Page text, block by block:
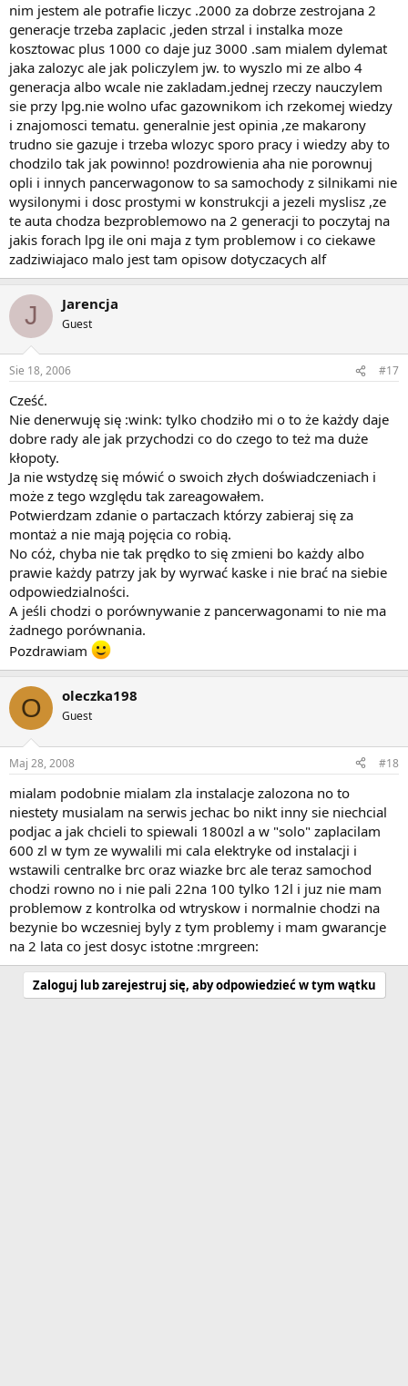
nim jestem ale potrafie liczyc .2000 za dobrze zestrojana 2
generacje trzeba zaplacic ,jeden strzal i instalka moze
kosztowac plus 1000 co daje juz 3000 .sam mialem dylemat
jaka zalozyc ale jak policzylem jw. to wyszlo mi ze albo 4
generacja albo wcale nie zakladam.jednej rzeczy nauczylem
sie przy lpg.nie wolno ufac gazownikom ich rzekomej wiedzy
i znajomosci tematu. generalnie jest opinia ,ze makarony
trudno sie gazuje i trzeba wlozyc sporo pracy i wiedzy aby to
chodzilo tak jak powinno! pozdrowienia aha nie porownuj
opli i innych pancerwagonow to sa samochody z silnikami nie
wysilonymi i dosc prostymi w konstrukcji a jezeli myslisz ,ze
te auta chodza bezproblemowo na 2 generacji to poczytaj na
jakis forach lpg ile oni maja z tym problemow i co ciekawe
zadziwiajaco malo jest tam opisow dotyczacych alf
J Jarencja
Guest
Sie 18, 2006 #17
Cześć.
Nie denerwuję się :wink: tylko chodziło mi o to że każdy daje
dobre rady ale jak przychodzi co do czego to też ma duże
kłopoty.
Ja nie wstydzę się mówić o swoich złych doświadczeniach i
może z tego względu tak zareagowałem.
Potwierdzam zdanie o partaczach którzy zabieraj się za
montaż a nie mają pojęcia co robią.
No cóż, chyba nie tak prędko to się zmieni bo każdy albo
prawie każdy patrzy jak by wyrwać kaske i nie brać na siebie
odpowiedzialności.
A jeśli chodzi o porównywanie z pancerwagonami to nie ma
żadnego porównania.
Pozdrawiam
O oleczka198
Guest
Maj 28, 2008 #18
mialam podobnie mialam zla instalacje zalozona no to
niestety musialam na serwis jechac bo nikt inny sie niechcial
podjac a jak chcieli to spiewali 1800zl a w "solo" zaplacilam
600 zl w tym ze wywalili mi cala elektryke od instalacji i
wstawili centralke brc oraz wiazke brc ale teraz samochod
chodzi rowno no i nie pali 22na 100 tylko 12l i juz nie mam
problemow z kontrolka od wtryskow i normalnie chodzi na
bezynie bo wczesniej byly z tym problemy i mam gwarancje
na 2 lata co jest dosyc istotne :mrgreen:
Zaloguj lub zarejestruj się, aby odpowiedzieć w tym wątku